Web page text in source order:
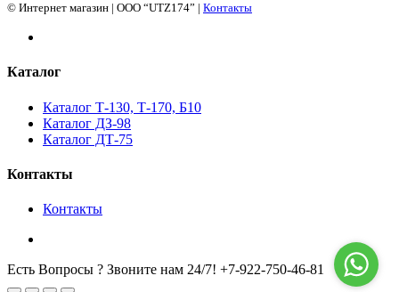
© Интернет магазин | ООО “UTZ174” | Контакты
Каталог
Каталог Т-130, Т-170, Б10
Каталог ДЗ-98
Каталог ДТ-75
Контакты
Контакты
Есть Вопросы ? Звоните нам 24/7! +7-922-750-46-81